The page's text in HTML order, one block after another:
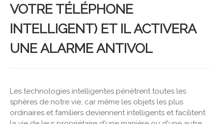
VOTRE TÉLÉPHONE
INTELLIGENT) ET IL ACTIVERA
UNE ALARME ANTIVOL
Les technologies intelligentes pénètrent toutes les
sphères de notre vie, car même les objets les plus
ordinaires et familiers deviennent intelligents et facilitent